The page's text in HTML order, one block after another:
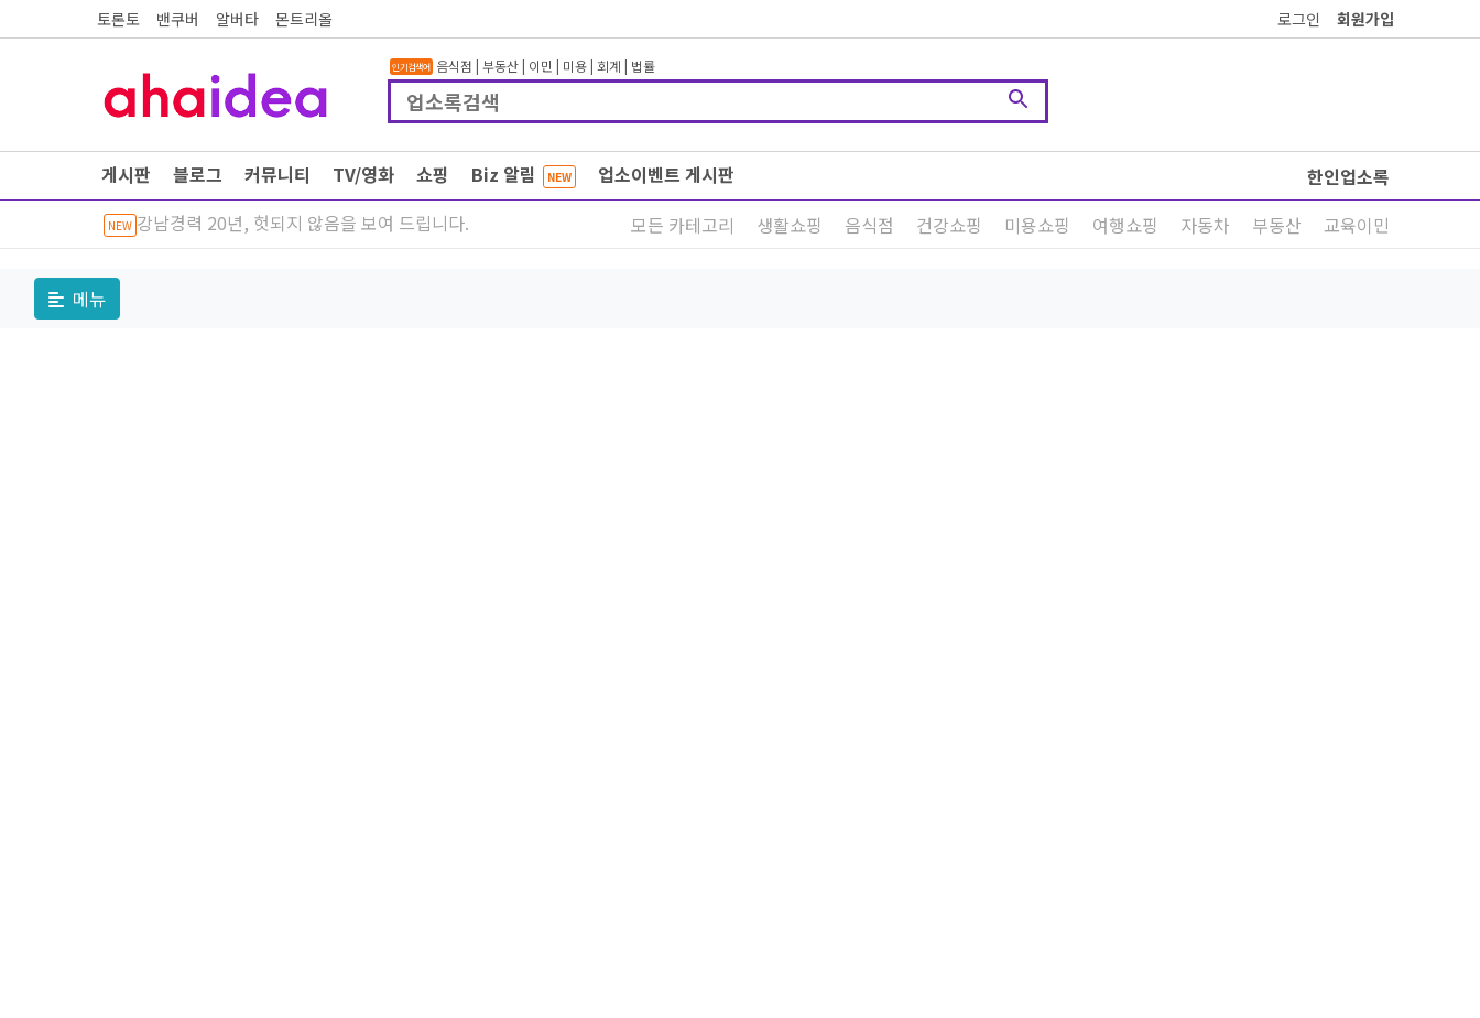
토론토 밴쿠버 알버타 몬트리올 로그인 회원가입
인기검색어 음식점 | 부동산| 이민 | 미용| 회계 | 법률
게시판 블로그 커뮤니티 TV/영화 쇼핑 Biz 알림 NEW 업소이벤트 게시판 한인업소록
NEW 강남경력 20년, 헛되지 않음을 보여 드립니다. 모든 카테고리 생활쇼핑 음식점 건강쇼핑 미용쇼핑 여행쇼핑 자동차 부동산 교육이민
메뉴